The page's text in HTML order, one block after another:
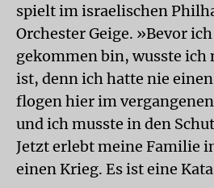
spielt im israelischen
Orchester Geige. »Bevor
gekommen bin, wusste ich
ist, denn ich hatte nie
flogen hier im
und ich musste in den
Jetzt erlebt meine Familie
einen Krieg. Es ist eine